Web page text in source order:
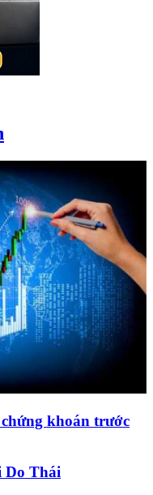
khoán trước
Do Thái